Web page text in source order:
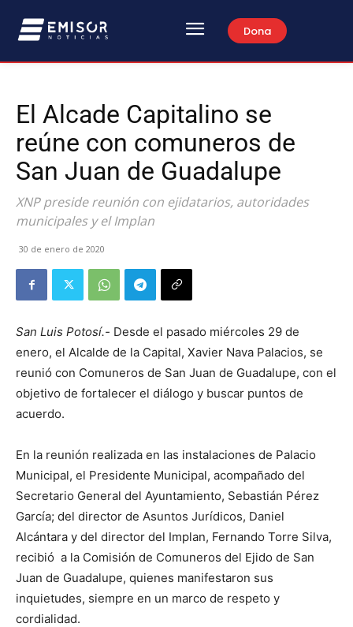
Dona
El Alcade Capitalino se
reúne con comuneros de
San Juan de Guadalupe
XNP preside reunión con ejidatarios, autoridades
municipales y el Implan
30 de enero de 2020
San Luis Potosí.- Desde el pasado miércoles 29 de
enero, el Alcalde de la Capital, Xavier Nava Palacios, se
reunió con Comuneros de San Juan de Guadalupe, con el
objetivo de fortalecer el diálogo y buscar puntos de
acuerdo.
En la reunión realizada en las instalaciones de Palacio
Municipal, el Presidente Municipal, acompañado del
Secretario General del Ayuntamiento, Sebastián Pérez
García; del director de Asuntos Jurídicos, Daniel
Alcántara y del director del Implan, Fernando Torre Silva,
recibió a la Comisión de Comuneros del Ejido de San
Juan de Guadalupe, quienes manifestaron sus
inquietudes, siempre en un marco de respeto y
cordialidad.